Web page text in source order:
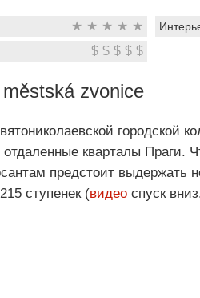
★ ★ ★ ★ ★
$ $ $ $ $
zvonice
городской
кварталы Праги.
предстоит выдержать
ступенек (видео спуск